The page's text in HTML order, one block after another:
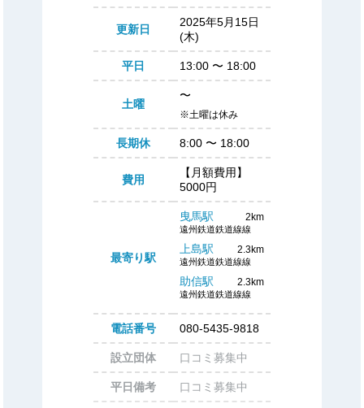
更新日
2025年5月15日
(木)
平日 13:00 〜 18:00
土曜
〜
※土曜は休み
長期休 8:00 〜 18:00
費用
【月額費用】
5000円
最寄り駅
曳馬駅 2km
遠州鉄道鉄道線線
上島駅 2.3km
遠州鉄道鉄道線線
助信駅 2.3km
遠州鉄道鉄道線線
電話番号 080-5435-9818
設立団体 口コミ募集中
平日備考 口コミ募集中